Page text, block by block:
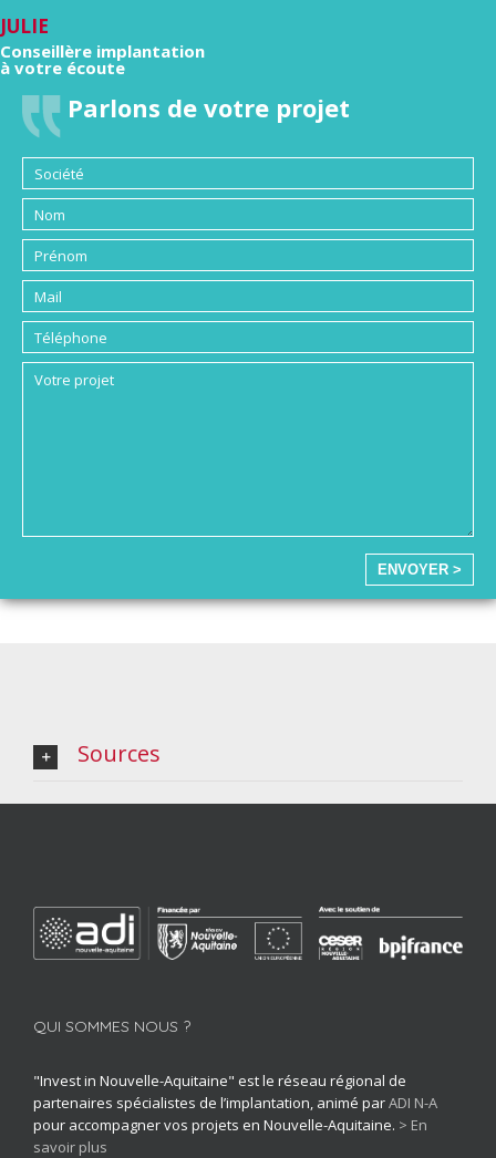
JULIE
Conseillère implantation
à votre écoute
Parlons de votre projet
ENVOYER >
Sources
QUI SOMMES NOUS ?
"Invest in Nouvelle-Aquitaine" est le réseau régional de
partenaires spécialistes de l’implantation, animé parADI N-A
pour accompagner vos projets en Nouvelle-Aquitaine. > En
savoir plus